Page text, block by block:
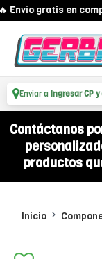
Envío gratis en
Enviar a Ingresar CP
Contáctanos
productos
Inicio